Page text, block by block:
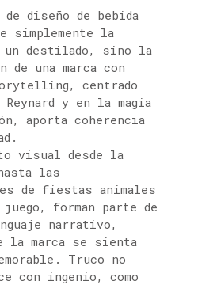
diseño de bebida
simplemente la
un destilado, sino la
de una marca con
centrado
y en la magia
aporta coherencia
visual desde la
las
de fiestas animales
forman parte de
narrativo,
la marca se sienta
Truco no
con ingenio, como